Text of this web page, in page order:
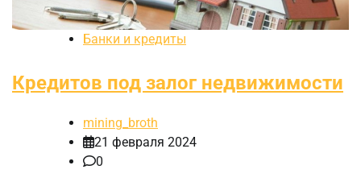
Банки и кредиты
Кредитов под залог недвижимости
mining_broth
21 февраля 2024
0